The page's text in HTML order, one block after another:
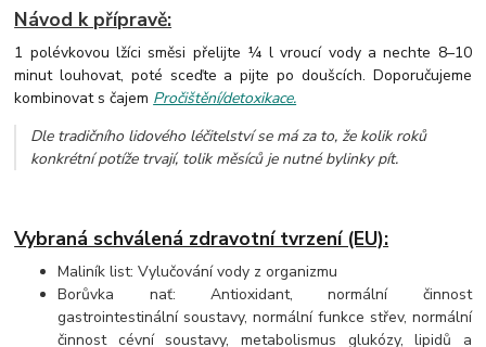
Návod k přípravě:
1 polévkovou lžíci směsi přelijte ¼ l vroucí vody a nechte 8–10
minut louhovat, poté sceďte a pijte po doušcích. Doporučujeme
kombinovat s čajem Pročištění/detoxikace.
Dle tradičního lidového léčitelství se má za to, že kolik roků
konkrétní potíže trvají, tolik měsíců je nutné bylinky pít.
Vybraná schválená zdravotní tvrzení (EU):
Maliník list: Vylučování vody z organizmu
Borůvka nať: Antioxidant, normální činnost
gastrointestinální soustavy, normální funkce střev, normální
činnost cévní soustavy, metabolismus glukózy, lipidů a